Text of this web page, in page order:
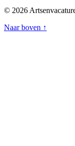
© 2026
Naar boven ↑